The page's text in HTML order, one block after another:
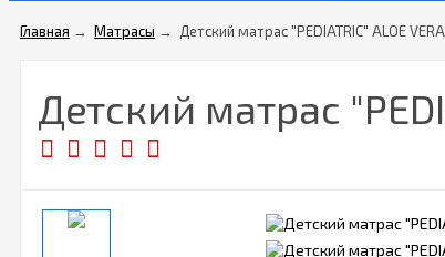
Главная → Матрасы → Детский матрас "PEDIATRIC" ALOE
Детский матрас